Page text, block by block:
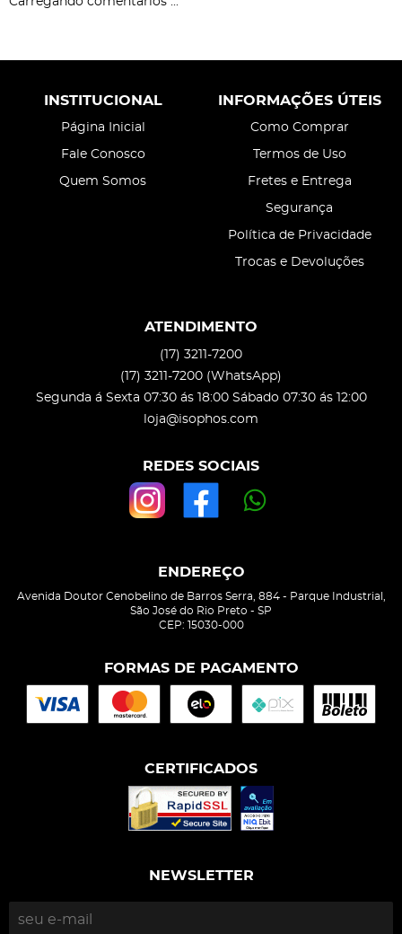
INSTITUCIONAL
Página Inicial
Fale Conosco
Quem Somos
INFORMAÇÕES ÚTEIS
Como Comprar
Termos de Uso
Fretes e Entrega
Segurança
Política de Privacidade
Trocas e Devoluções
ATENDIMENTO
(17) 3211-7200
(17) 3211-7200 (WhatsApp)
Segunda á Sexta 07:30 ás 18:00 Sábado 07:30 ás 12:00
loja@isophos.com
REDES SOCIAIS
ENDEREÇO
Avenida Doutor Cenobelino de Barros Serra, 884- Parque Industrial,
São José do Rio Preto - SP
CEP: 15030-000
FORMAS DE PAGAMENTO
CERTIFICADOS
NEWSLETTER